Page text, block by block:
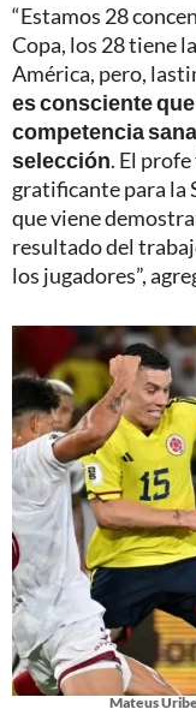
“Estamos 28
Copa, los 28 tiene
América, pero,
es consciente
competencia
selección. El
gratificante para la
que viene
resultado del
los jugadores”,
Mateus